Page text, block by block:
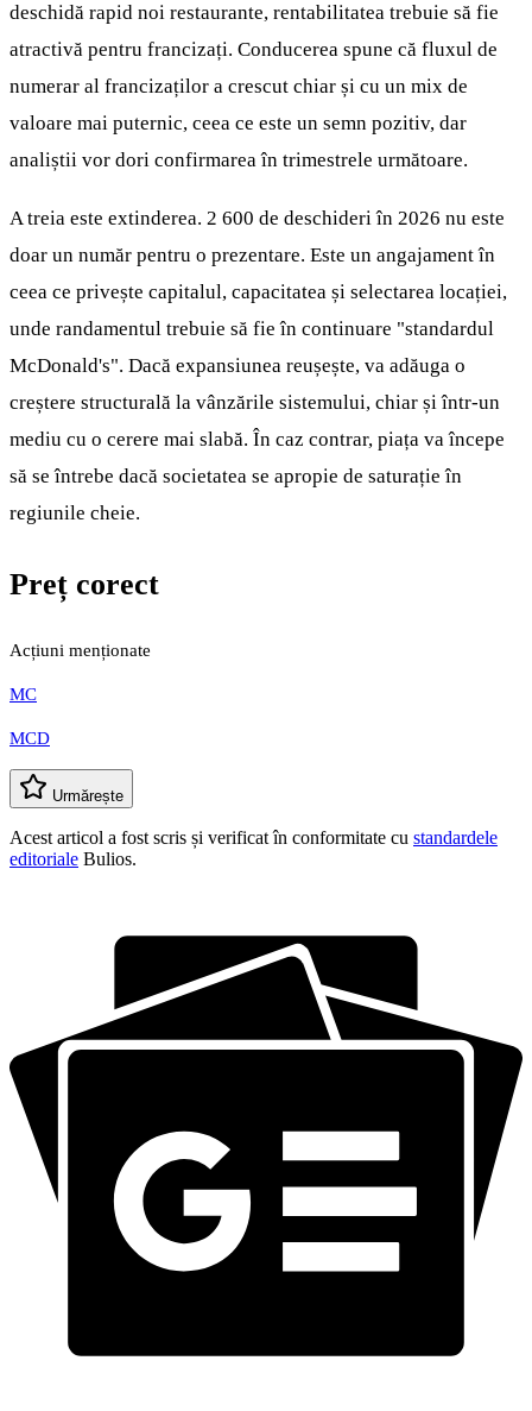
deschidă rapid noi restaurante, rentabilitatea trebuie să fie
atractivă pentru francizați. Conducerea spune că fluxul de
numerar al francizaților a crescut chiar și cu un mix de
valoare mai puternic, ceea ce este un semn pozitiv, dar
analiștii vor dori confirmarea în trimestrele următoare.
A treia este extinderea. 2 600 de deschideri în 2026 nu este
doar un număr pentru o prezentare. Este un angajament în
ceea ce privește capitalul, capacitatea și selectarea locației,
unde randamentul trebuie să fie în continuare "standardul
McDonald's". Dacă expansiunea reușește, va adăuga o
creștere structurală la vânzările sistemului, chiar și într-un
mediu cu o cerere mai slabă. În caz contrar, piața va începe
să se întrebe dacă societatea se apropie de saturație în
regiunile cheie.
Preț corect
Acțiuni menționate
MC
MCD
Urmărește
Acest articol a fost scris și verificat în conformitate cu standardele
editoriale Bulios.